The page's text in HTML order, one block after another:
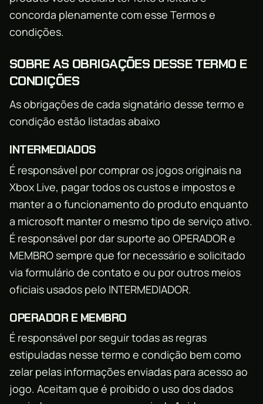
concorda plenamente com esse Termos e
condições.
SOBRE AS OBRIGAÇÕES DESSE TERMO E
CONDIÇÕES
As obrigações de cada signatário desse termo e
condição estão listadas abaixo
INTERMEDIADOS
É responsável por comprar os jogos originais na
Xbox Live, pagar todos os custos e impostos e
manter a o funcionamento do produto enquanto
a microsoft manter o mesmo tipo de serviço ativo.
É responsável por dar suporte ao OPERADOR e
MEMBRO sempre que for necessário e solicitado
via formulário de contato e ou por outros meios
oficiais usados pelo INTERMEDIADOR.
OPERADOR E MEMBRO
É responsável por seguir todas as regras
estipuladas nesse termo e condição bem como
zelar pelas informações enviadas para acesso ao
jogo. Aceitam que é proibido o uso dos dados